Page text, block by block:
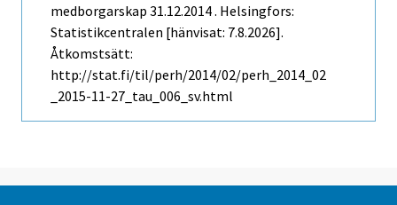
medborgarskap 31.12.2014 . Helsingfors:
Statistikcentralen [hänvisat: 7.8.2026].
Åtkomstsätt:
http://stat.fi/til/perh/2014/02/perh_2014_02
_2015-11-27_tau_006_sv.html